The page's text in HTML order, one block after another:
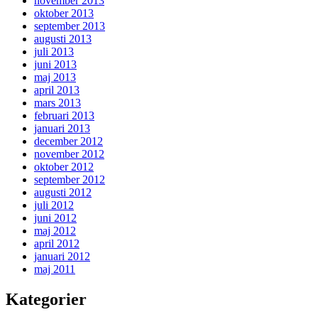
oktober 2013
september 2013
augusti 2013
juli 2013
juni 2013
maj 2013
april 2013
mars 2013
februari 2013
januari 2013
december 2012
november 2012
oktober 2012
september 2012
augusti 2012
juli 2012
juni 2012
maj 2012
april 2012
januari 2012
maj 2011
Kategorier